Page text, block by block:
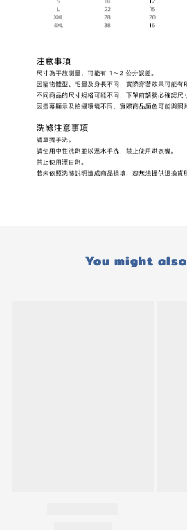
You might